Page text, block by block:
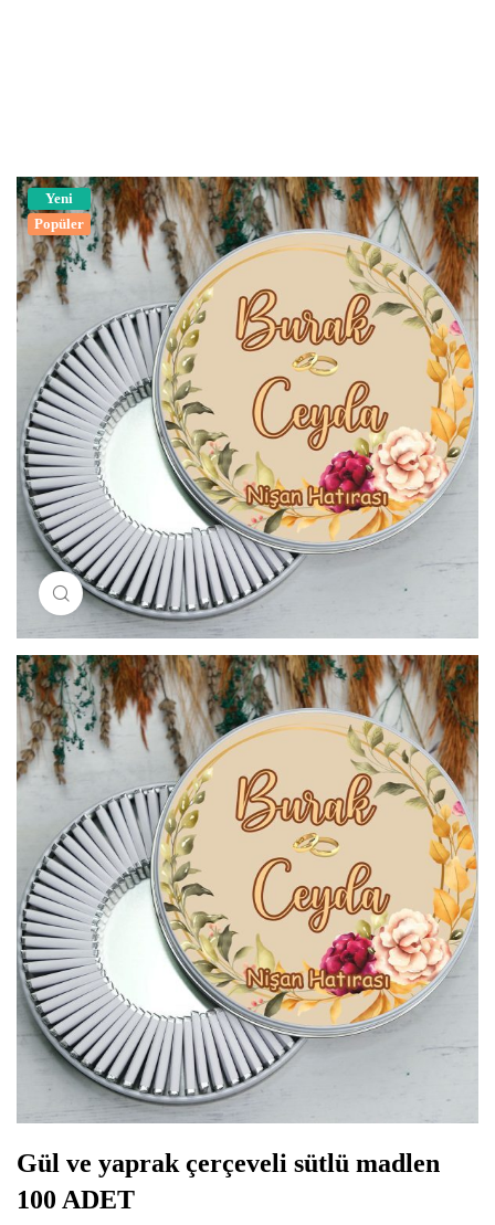
Yeni
Popüler
Resimi büyütmek için tıklayın
Gül ve yaprak çerçeveli sütlü madlen
100 ADET